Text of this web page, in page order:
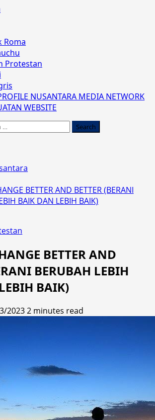
Roma
Protestan
NUSANTARA MEDIA NETWORK
WEBSITE
BETTER AND BETTER (BERANI
BAIK DAN LEBIH BAIK)
BETTER AND
BERUBAH LEBIH
BAIK)
20232 minutes read